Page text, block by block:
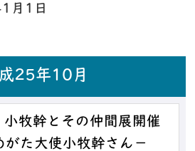
月1日
25年10月
牧幹とその仲間展開催
がた大使小牧幹さん－